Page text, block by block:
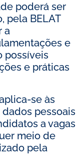
poderá ser
pela BELAT
a
e
possíveis
e práticas
se às
pessoais
a vagas
meio de
pela